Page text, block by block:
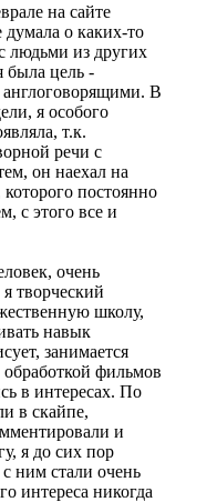
на сайте
думала о каких-то
людьми из других
была цель -
англоговорящими. В
я особого
т.к.
речи с
он наехал на
постоянно
с этого все и
очень
творческий
школу,
навык
занимается
фильмов
в интересах. По
в скайпе,
и
я до сих пор
ним стали очень
интереса никогда